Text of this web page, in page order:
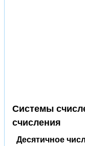
Системы
счисления
Десятичное